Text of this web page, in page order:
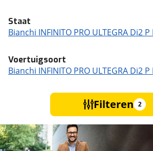
Staat
Bianchi INFINITO PRO ULTEGRA Di2
Voertuigsoort
Bianchi INFINITO PRO ULTEGRA Di2
Filteren 2